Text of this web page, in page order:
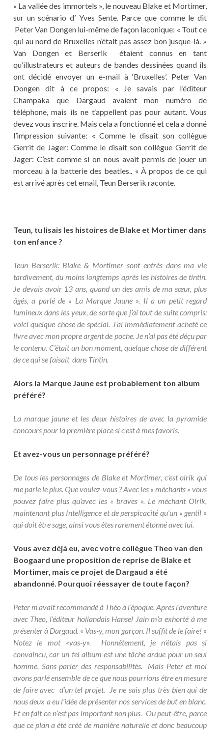
« La vallée des immortels », le nouveau Blake et Mortimer,
sur un scénario d’ Yves Sente. Parce que comme le dit
Peter Van Dongen lui-même de façon laconique: « Tout ce
qui au nord de Bruxelles n’était pas assez bon jusque-là. »
Van Dongen et Berserik étaient connus en tant
qu’illustrateurs et auteurs de bandes dessinées quand ils
ont décidé envoyer un e-mail à ‘Bruxelles’. Peter Van
Dongen dit à ce propos: « Je savais par l’éditeur
Champaka que Dargaud avaient mon numéro de
téléphone, mais ils ne t’appellent pas pour autant. Vous
devez vous inscrire. Mais cela a fonctionné et cela a donné
l’impression suivante: « Comme le disait son collègue
Gerrit de Jager: Comme le disait son collègue Gerrit de
Jager: C’est comme si on nous avait permis de jouer un
morceau à la batterie des beatles.. « À propos de ce qui
est arrivé après cet email, Teun Berserik raconte.
Teun, tu lisais les histoires de Blake et Mortimer dans
ton enfance ?
Teun Berserik: Blake & Mortimer sont entrés dans ma vie
tardivement, du moins longtemps après les histoires de tintin.
Je devais avoir 13 ans, quand un des amis de ma sœur, plus
âgés, a parlé de « La Marque Jaune ». Il a un petit regard
lumineux dans les yeux, de sorte que j’ai tout de suite compris:
voici quelque chose de spécial. J’ai immédiatement acheté ce
livre avec mon propre argent de poche. Je n’ai pas été déçu par
le contenu. C’était un bon moment, quelque chose de différent
de ce qui se faisait dans Tintin.
Alors la Marque Jaune est probablement ton album
préféré?
La marque jaune et les deux histoires de avec la pyramide
concours pour la première place si c’est à mes favoris.
Et avez-vous un personnage préféré?
De tous les personnages de Blake et Mortimer, c’est olrik qui
me parle le plus. Que voulez-vous ? Avec les « méchants » vous
pouvez faire plus qu’avec les « braves ». Le méchant Olrik,
maintenant plus Intelligence et de perspicacité qu’un « gentil »
qui doit être sage, ainsi vous êtes rarement étonné avec lui.
Vous avez déjà eu, avec votre collègue Theo van den
Boogaard une proposition de reprise de Blake et
Mortimer, mais ce projet de Dargaud a été
abandonné. Pourquoi réessayer de toute façon?
Peter m’avait recommandé à Théo à l’époque. Après l’aventure
avec Theo, l’éditeur hollandais Hansel Jain m’a exhorté à me
présenter à Dargaud. « Vas-y, mon garçon. Il suffit de le faire! »
Notez le mot «vas-y». Honnêtement, je n’étais pas si
convaincu, car un tel album est une tâche ardue pour un seul
homme. Sans parler des responsabilités. Mais Peter et moi
avons parlé ensemble de ce que nous pourrions être en mesure
de faire avec d’un tel projet. Je ne sais plus très bien qui de
nous deux a eu l’idée de présenter nos services de but en blanc.
Et en fait ce n’est pas important non plus. Ou peut-être, parce
que ce plan a été créé de manière naturelle et donc beaucoup